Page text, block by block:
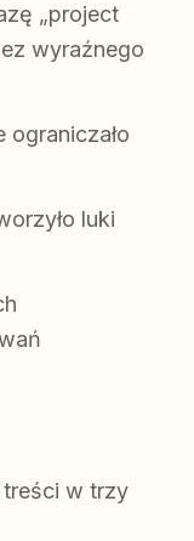
„project
wyraźnego
ograniczało
luki
treści w trzy